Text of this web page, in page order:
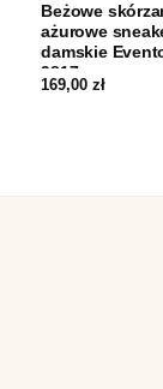
Beżowe
ażurowe
damskie
9817
169,00zł